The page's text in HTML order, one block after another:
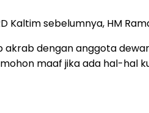
Kaltim sebelumnya, HM
dengan anggota
maaf jika ada hal-